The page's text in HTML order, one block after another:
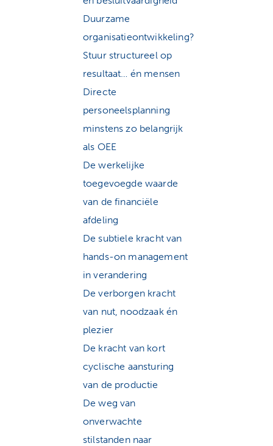
Duurzame
organisatieontwikkeling?
Stuur structureel op
resultaat… én mensen
Directe
personeelsplanning
minstens zo belangrijk
als OEE
De werkelijke
toegevoegde waarde
van de financiële
afdeling
De subtiele kracht van
hands-on management
in verandering
De verborgen kracht
van nut, noodzaak én
plezier
De kracht van kort
cyclische aansturing
van de productie
De weg van
onverwachte
stilstanden naar